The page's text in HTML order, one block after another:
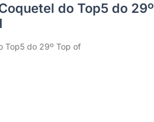
do Top5 do 29º
Top5 do 29º Top of